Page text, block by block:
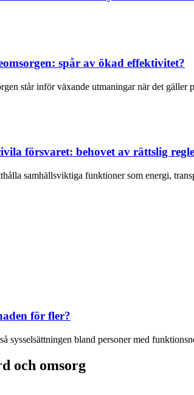
spår av ökad effektivitet?
står inför växande utmaningar när det
försvaret: behovet av rättslig
samhällsviktiga funktioner som energi,
för fler?
sysselsättningen bland personer med
och omsorg